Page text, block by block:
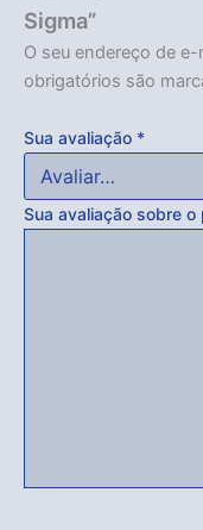
Sigma”
O seu endereço de
obrigatórios são
Sua avaliação *
Sua avaliação sobre o